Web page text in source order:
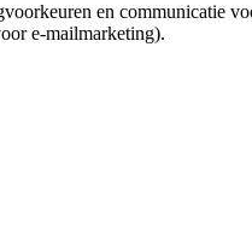
en communicatie
e‑mailmarketing).